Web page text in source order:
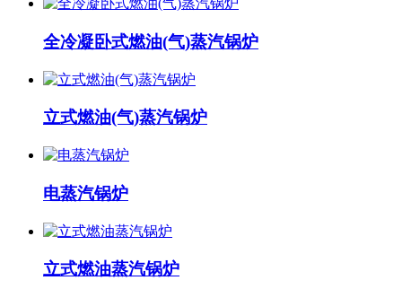
全冷凝卧式燃油(气)蒸汽锅炉
立式燃油(气)蒸汽锅炉
电蒸汽锅炉
立式燃油蒸汽锅炉